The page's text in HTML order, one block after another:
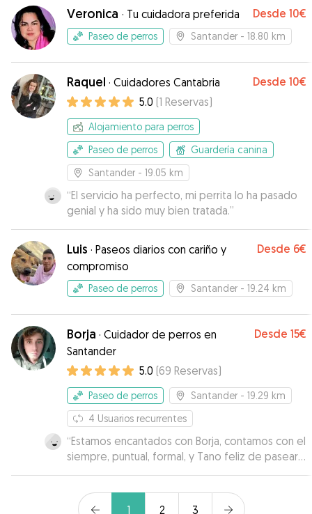
Veronica · Tu cuidadora preferida Desde 10€
Paseo de perros Santander - 18.80 km
Raquel · Cuidadores Cantabria Desde 10€
5.0 (1 Reservas)
Alojamiento para perros
Paseo de perros
Guardería canina
Santander - 19.05 km
“El servicio ha perfecto, mi perrita lo ha pasado
genial y ha sido muy bien tratada.”
Luis · Paseos diarios con cariño y
compromiso
Desde 6€
Paseo de perros Santander - 19.24 km
Borja · Cuidador de perros en
Santander
Desde 15€
5.0 (69 Reservas)
Paseo de perros Santander - 19.29 km
4 Usuarios recurrentes
“Estamos encantados con Borja, contamos con el
siempre, puntual, formal, y Tano feliz de pasear
con el.”
1 2 3